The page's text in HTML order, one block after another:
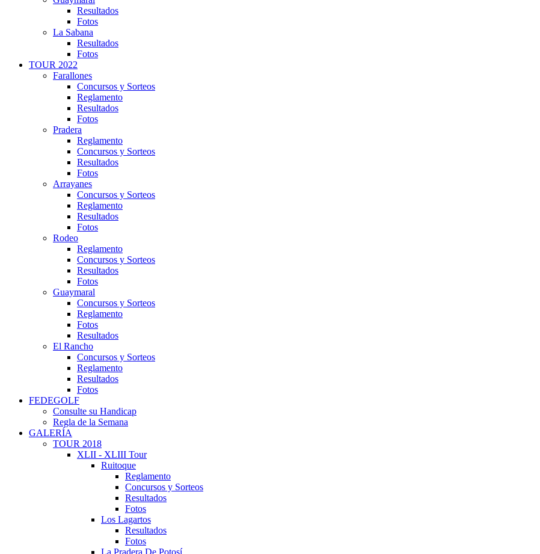
Resultados
Fotos
La Sabana
Resultados
Fotos
TOUR 2022
Farallones
Concursos y Sorteos
Reglamento
Resultados
Fotos
Pradera
Reglamento
Concursos y Sorteos
Resultados
Fotos
Arrayanes
Concursos y Sorteos
Reglamento
Resultados
Fotos
Rodeo
Reglamento
Concursos y Sorteos
Resultados
Fotos
Guaymaral
Concursos y Sorteos
Reglamento
Fotos
Resultados
El Rancho
Concursos y Sorteos
Reglamento
Resultados
Fotos
FEDEGOLF
Consulte su Handicap
Regla de la Semana
GALERÍA
TOUR 2018
XLII - XLIII Tour
Ruitoque
Reglamento
Concursos y Sorteos
Resultados
Fotos
Los Lagartos
Resultados
Fotos
La Pradera De Potosí